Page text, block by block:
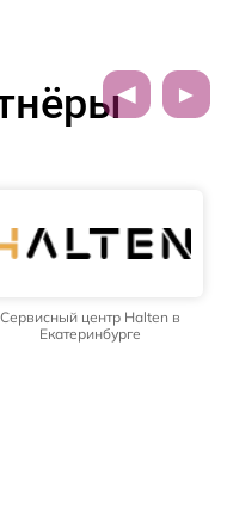
Сервисный центр Halten в
Екатеринбурге